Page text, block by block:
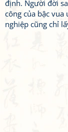
định. Người đời
công của bậc vua
nghiệp cũng chỉ